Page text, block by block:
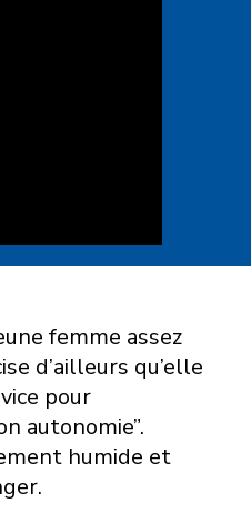
femme assez
d’ailleurs qu’elle
pour
autonomie”.
humide et